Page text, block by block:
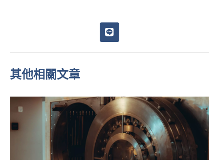
L
i
e
其他相關文章